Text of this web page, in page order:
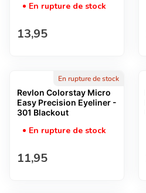
En rupture de stock
Prix normal
13,95
En rupture de stock
Revlon Colorstay Micro
Easy Precision Eyeliner -
301 Blackout
En rupture de stock
Prix normal
11,95